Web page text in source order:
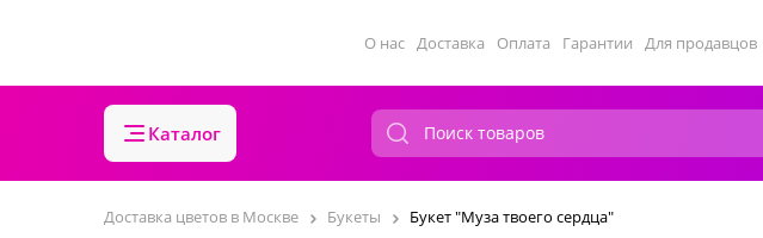
О нас Доставка Оплата Гарантии Для продавцов
Каталог
Доставка цветов в Москве Букеты Букет "Муза твоего сердца"